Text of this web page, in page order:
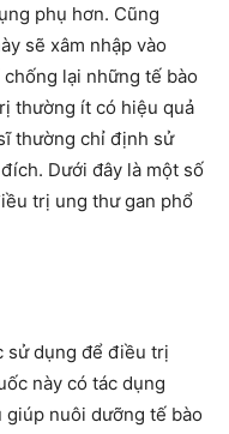
phụ hơn. Cũng
sẽ xâm nhập vào
lại những tế bào
thường ít có hiệu quả
thường chỉ định sử
Dưới đây là một số
trị ung thư gan phổ
sử dụng để điều trị
này có tác dụng
giúp nuôi dưỡng tế bào